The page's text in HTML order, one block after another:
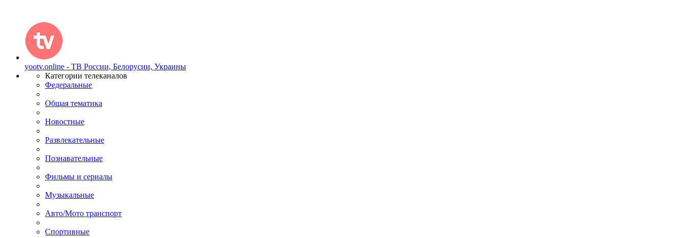
yootv.online - ТВ России, Белорусии, Украины
Категории телеканалов
Федеральные
Общая тематика
Новостные
Развлекательные
Познавательные
Фильмы и сериалы
Музыкальные
Авто/Мото транспорт
Спортивные